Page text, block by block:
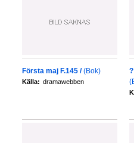
Första maj F.145 / (Bok)
Källa: dramawebben